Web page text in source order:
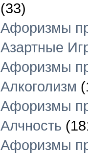
(33)
Афоризмы
Азартные
Афоризмы
Алкоголизм
Афоризмы
Алчность
Афоризмы